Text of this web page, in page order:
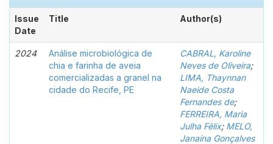
Issue
Date
Title Author(s)
2024
Análise microbiológica de
chia e farinha de aveia
comercializadas a granel na
cidade do Recife, PE
CABRAL, Karoline
Neves de Oliveira;
LIMA, Thaynnan
Naeide Costa
Fernandes de;
FERREIRA, Maria
Julha Félix; MELO,
Janaína Gonçalves